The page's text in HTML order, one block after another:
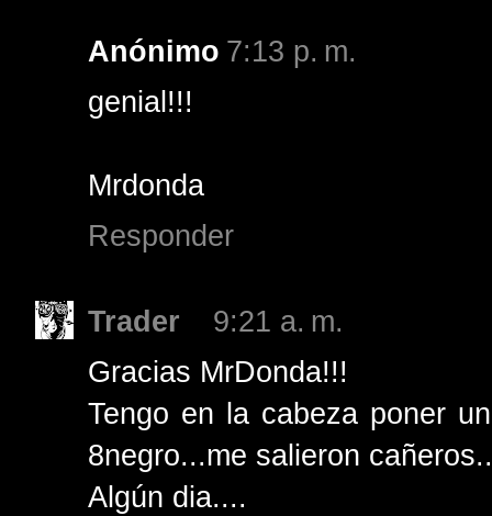
Anónimo 7:13 p. m.
genial!!!
Mrdonda
Responder
Trader
9:21 a. m.
Gracias MrDonda!!!
Tengo en la cabeza poner
8negro...me salieron
Algún dia....